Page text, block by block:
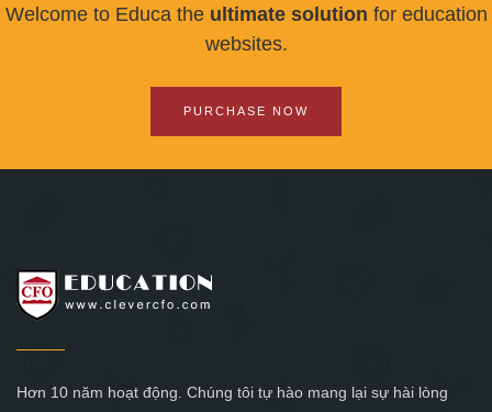
Welcome to Educa the ultimate solution for education
websites.
PURCHASE NOW
Hơn 10 năm hoạt động. Chúng tôi tự hào mang lại sự hài lòng